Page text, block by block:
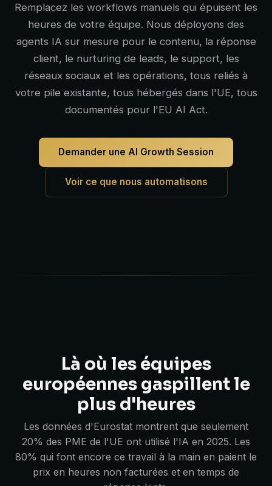
Remplacez les workflows manuels qui épuisent les
heures de votre équipe. Nous déployons des
agents IA sur mesure pour le contenu, la réponse
client, le nurturing de leads, le support, les
réseaux sociaux et les opérations, tous reliés à
votre pile existante, tous hébergés dans l'UE, tous
documentés pour l'EU AI Act.
Demander une AI Growth Session
Voir ce que nous automatisons
Là où les équipes
européennes gaspillent le
plus d'heures
Les données d'Eurostat montrent que seulement
20% des PME de l'UE ont utilisé l'IA en 2025. Les
80% qui font encore ce travail à la main en paient le
prix en heures non facturées et en temps de